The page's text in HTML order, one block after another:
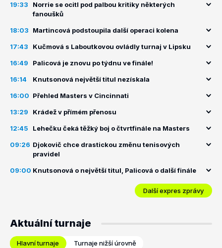
19:33
Norrie se ocitl pod palbou kritiky některých
fanoušků
18:03 Martincová podstoupila další operaci kolena
17:43 Kučmová s Laboutkovou ovládly turnaj v Lipsku
16:49 Palicová je znovu po týdnu ve finále!
16:14 Knutsonová největší titul nezískala
16:00 Přehled Masters v Cincinnati
13:29 Krádež v přímém přenosu
12:45 Lehečku čeká těžký boj o čtvrtfinále na Masters
09:26 Djokovič chce drastickou změnu tenisových
pravidel
09:00 Knutsonová o největší titul, Palicová o další finále
Další expres zprávy
Aktuální turnaje
Hlavní turnaje Turnaje nižší úrovně